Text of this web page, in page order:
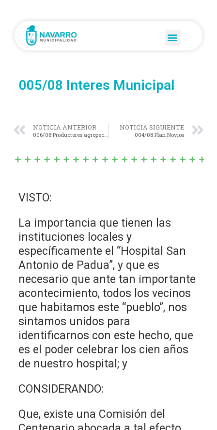
005/08 Interes Municipal
NOTICIA ANTERIOR
006/08 Productores agropecuarios
NOTICIA SIGUIENTE
004/08 Plan Novios
VISTO:
La importancia que tienen las
instituciones locales y
específicamente el “Hospital San
Antonio de Padua”, y que es
necesario que ante tan importante
acontecimiento, todos los vecinos
que habitamos este “pueblo”, nos
sintamos unidos para
identificarnos con este hecho, que
es el poder celebrar los cien años
de nuestro hospital; y
CONSIDERANDO:
Que, existe una Comisión del